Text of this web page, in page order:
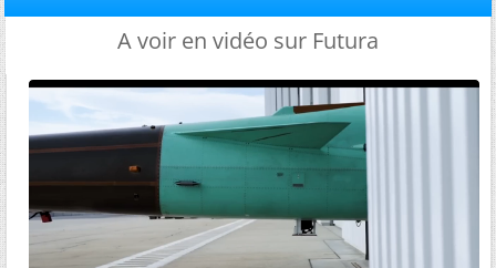
A voir en vidéo sur Futura